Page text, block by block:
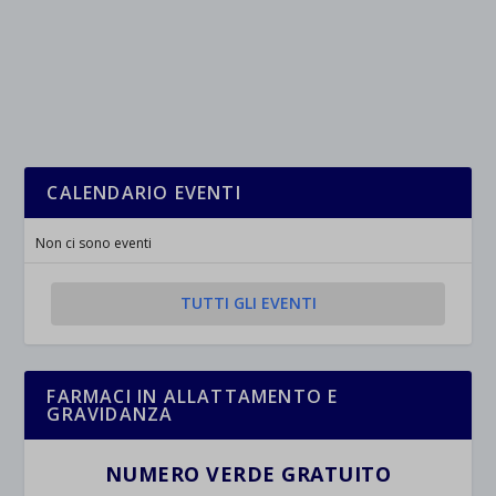
CALENDARIO EVENTI
Non ci sono eventi
TUTTI GLI EVENTI
FARMACI IN ALLATTAMENTO E
GRAVIDANZA
NUMERO VERDE GRATUITO